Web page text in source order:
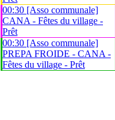
00:30 [Asso communale]
CANA - Fêtes du village -
Prêt
00:30 [Asso communale]
PREPA FROIDE - CANA -
Fêtes du village - Prêt